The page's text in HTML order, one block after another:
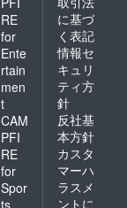
RE
for
Ente
rtain
men
t
CAM
PFI
RE
for
Spor
ts
に基づ
く表記
情報セ
キュリ
ティ方
針
反社基
本方針
カスタ
マーハ
ラスメ
ントに